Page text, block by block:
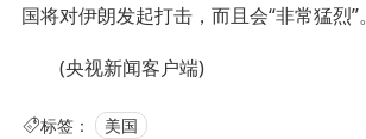
国将对伊朗发起打击，而且会“非常猛烈”。
(央视新闻客户端)
标签： 美国